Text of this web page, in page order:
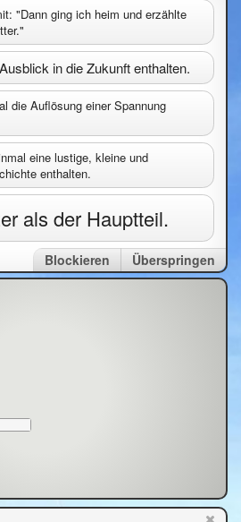
"Dann ging ich heim und erzählte
in die Zukunft enthalten.
die Auflösung einer Spannung
eine lustige, kleine und
enthalten.
als der Hauptteil.
Überspringen
Blockieren